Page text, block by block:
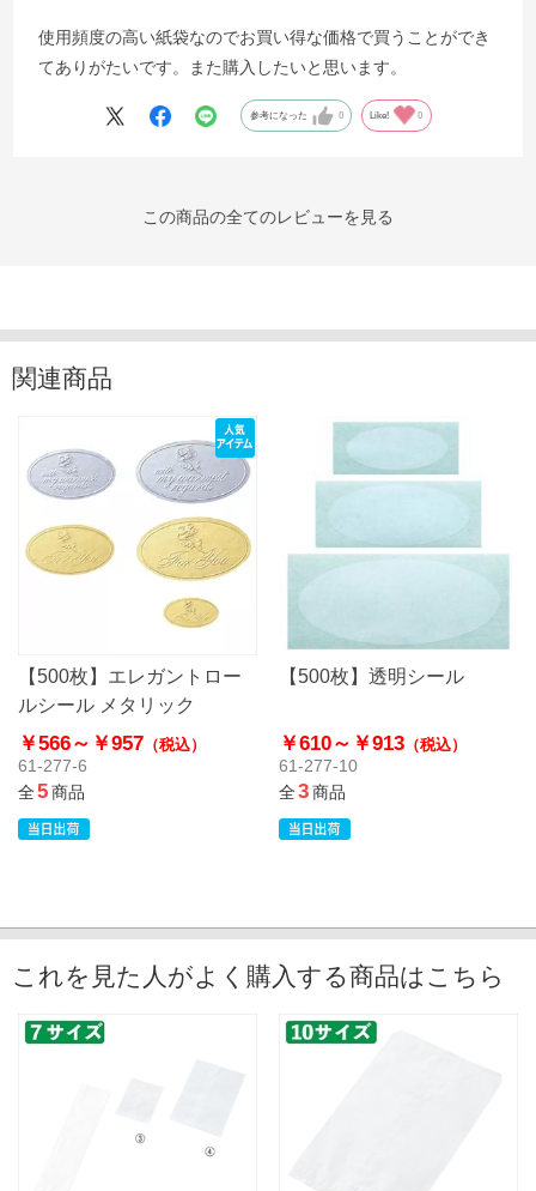
使用頻度の高い紙袋なのでお買い得な価格で買うことができ
てありがたいです。また購入したいと思います。
参考になった 0 Like! 0
この商品の全てのレビューを見る
関連商品
【500枚】エレガントロー
ルシール メタリック
￥566～ ￥957 （税込）
61-277-6
全5商品
【500枚】透明シール
￥610～ ￥913 （税込）
61-277-10
全3商品
これを見た人がよく購入する商品はこちら